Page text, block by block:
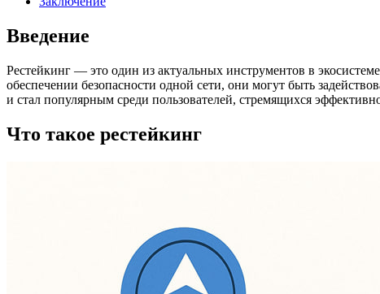
Введение
Рестейкинг — это один из актуальных инструментов в
обеспечении безопасности одной сети, они могут быть
и стал популярным среди пользователей, стремящихся
Что такое рестейкинг